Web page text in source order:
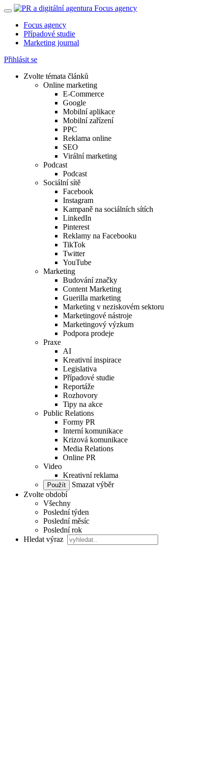
Focus agency
Případové studie
Marketing journal
Přihlásit se
Zvolte témata článků
Online marketing
E-Commerce
Google
Mobilní aplikace
Mobilní zařízení
PPC
Reklama online
SEO
Virální marketing
Podcast
Podcast
Sociální sítě
Facebook
Instagram
Kampaně na sociálních sítích
LinkedIn
Pinterest
Reklamy na Facebooku
TikTok
Twitter
YouTube
Marketing
Budování značky
Content Marketing
Guerilla marketing
Marketing v neziskovém sektoru
Marketingové nástroje
Marketingový výzkum
Podpora prodeje
Praxe
AI
Kreativní inspirace
Legislativa
Případové studie
Reportáže
Rozhovory
Tipy na akce
Public Relations
Formy PR
Interní komunikace
Krizová komunikace
Media Relations
Online PR
Video
Kreativní reklama
Smazat výběr
Zvolte období
Všechny
Poslední týden
Poslední měsíc
Poslední rok
Hledat výraz